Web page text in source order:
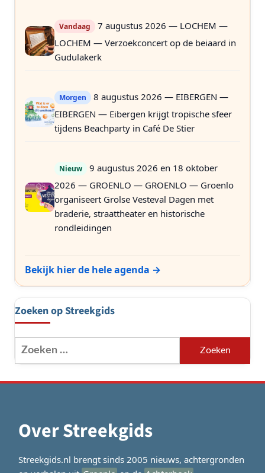
Vandaag
7 augustus 2026 — LOCHEM —
LOCHEM — Verzoekconcert op de beiaard in
Gudulakerk
Morgen
8 augustus 2026 — EIBERGEN —
EIBERGEN — Eibergen krijgt tropische sfeer
tijdens Beachparty in Café De Stier
Nieuw
9 augustus 2026 en 18 oktober
2026 — GROENLO — GROENLO — Groenlo
organiseert Grolse Vesteval Dagen met
braderie, straattheater en historische
rondleidingen
Bekijk hier de hele agenda →
Zoeken op Streekgids
Zoeken
naar:
Over Streekgids
Streekgids.nl brengt sinds 2005 nieuws, achtergronden